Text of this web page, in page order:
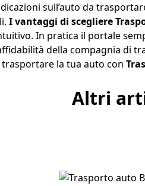
sull’auto da
I vantaggi di scegliere
In pratica il portale
della compagnia di
la tua auto con
Altri